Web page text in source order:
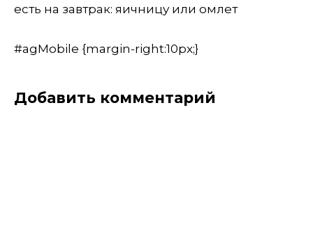
есть на завтрак: яичницу или омлет
#agMobile {margin-right:10px;}
Добавить комментарий